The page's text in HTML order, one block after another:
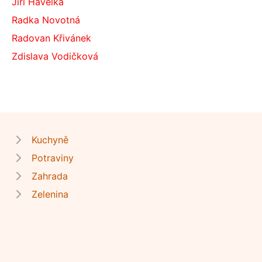
Radka Novotná
Radovan Křivánek
Zdislava Vodičková
Kuchyně
Potraviny
Zahrada
Zelenina